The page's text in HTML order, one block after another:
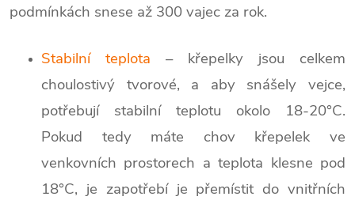
podmínkách snese až 300 vajec za rok.
Stabilní teplota – křepelky jsou celkem
choulostivý tvorové, a aby snášely vejce,
potřebují stabilní teplotu okolo 18-20°C.
Pokud tedy máte chov křepelek ve
venkovních prostorech a teplota klesne pod
18°C, je zapotřebí je přemístit do vnitřních